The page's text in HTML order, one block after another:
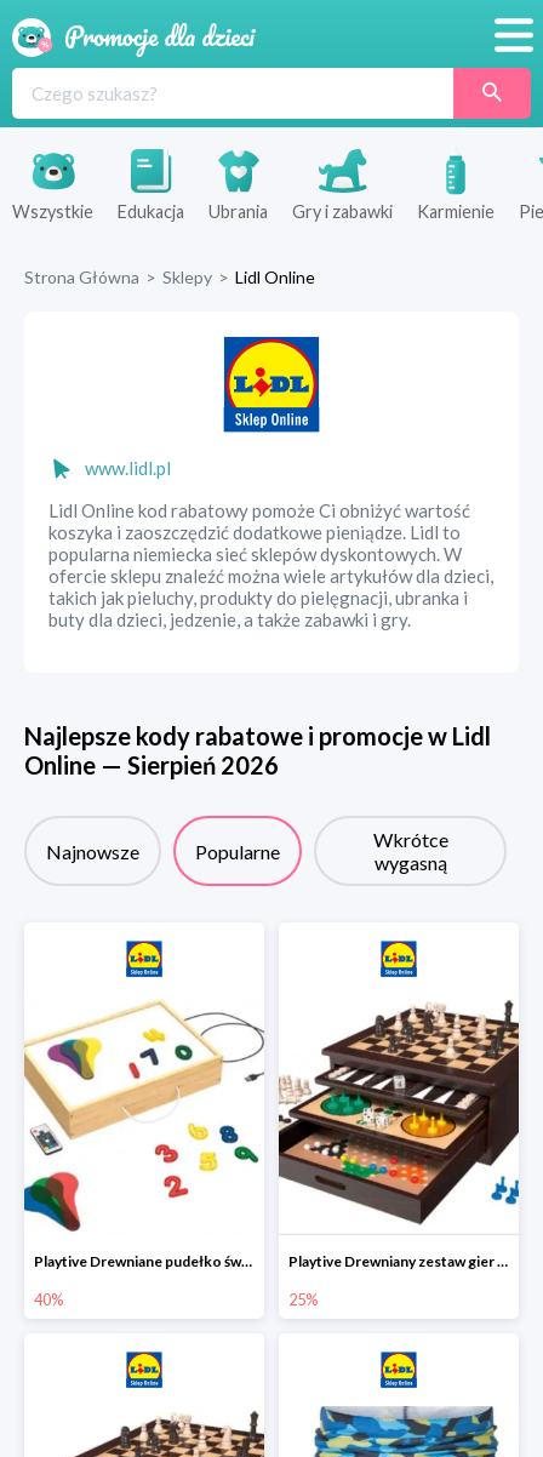
Produkty
Sklepy
Wszystkie Edukacja Ubrania Gry i zabawki Karmienie
Strona Główna > Sklepy > Lidl Online
www.lidl.pl
Lidl Online kod rabatowy pomoże Ci obniżyć wartość
koszyka i zaoszczędzić dodatkowe pieniądze. Lidl to
popularna niemiecka sieć sklepów dyskontowych. W
ofercie sklepu znaleźć można wiele artykułów dla dzieci,
takich jak pieluchy, produkty do pielęgnacji, ubranka i
buty dla dzieci, jedzenie, a także zabawki i gry.
Najlepsze kody rabatowe i promocje w Lidl
Online — Sierpień 2026
Najnowsze Popularne
Wkrótce
wygasną
Playtive Drewniane pudełko świetlne MONTESSORI
40%
Playtive Drewniany zestaw gier 10 w 1
25%